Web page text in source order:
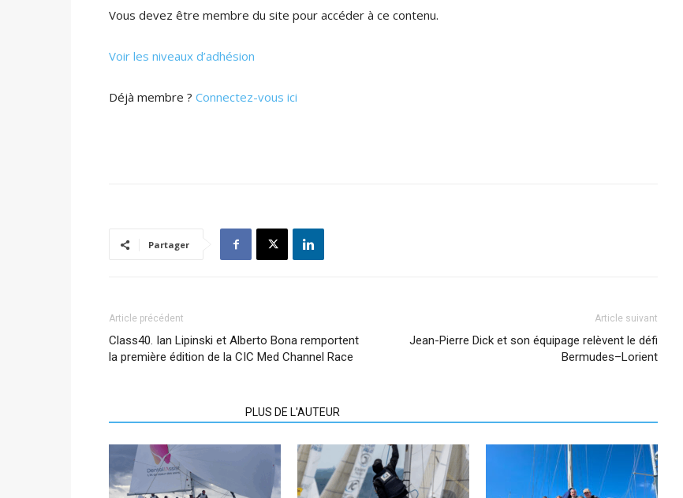
Vous devez être membre du site pour accéder à ce contenu.
Voir les niveaux d’adhésion
Déjà membre ? Connectez-vous ici
Partager
Article précédent
Class40. Ian Lipinski et Alberto Bona remportent
la première édition de la CIC Med Channel Race
Article suivant
Jean-Pierre Dick et son équipage relèvent le défi
Bermudes–Lorient
PLUS DE L'AUTEUR